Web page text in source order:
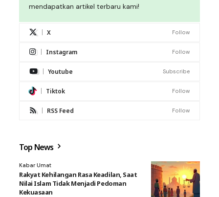
mendapatkan artikel terbaru kami!
X Follow
Instagram Follow
Youtube Subscribe
Tiktok Follow
RSS Feed Follow
Top News
Kabar Umat
Rakyat Kehilangan Rasa Keadilan, Saat
Nilai Islam Tidak Menjadi Pedoman
Kekuasaan